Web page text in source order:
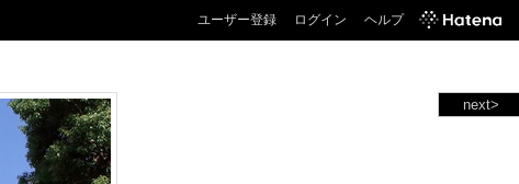
ユーザー登録 ログイン ヘルプ
next>